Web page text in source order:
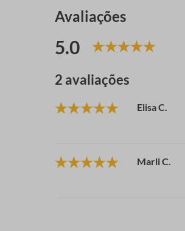
Avaliações
5.0
2 avaliações
Elisa C.
Marli C.